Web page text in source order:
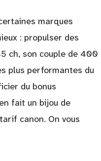
marques
: propulser des
ch, son couple de 400
plus performantes du
du bonus
fait un bijou de
canon. On vous